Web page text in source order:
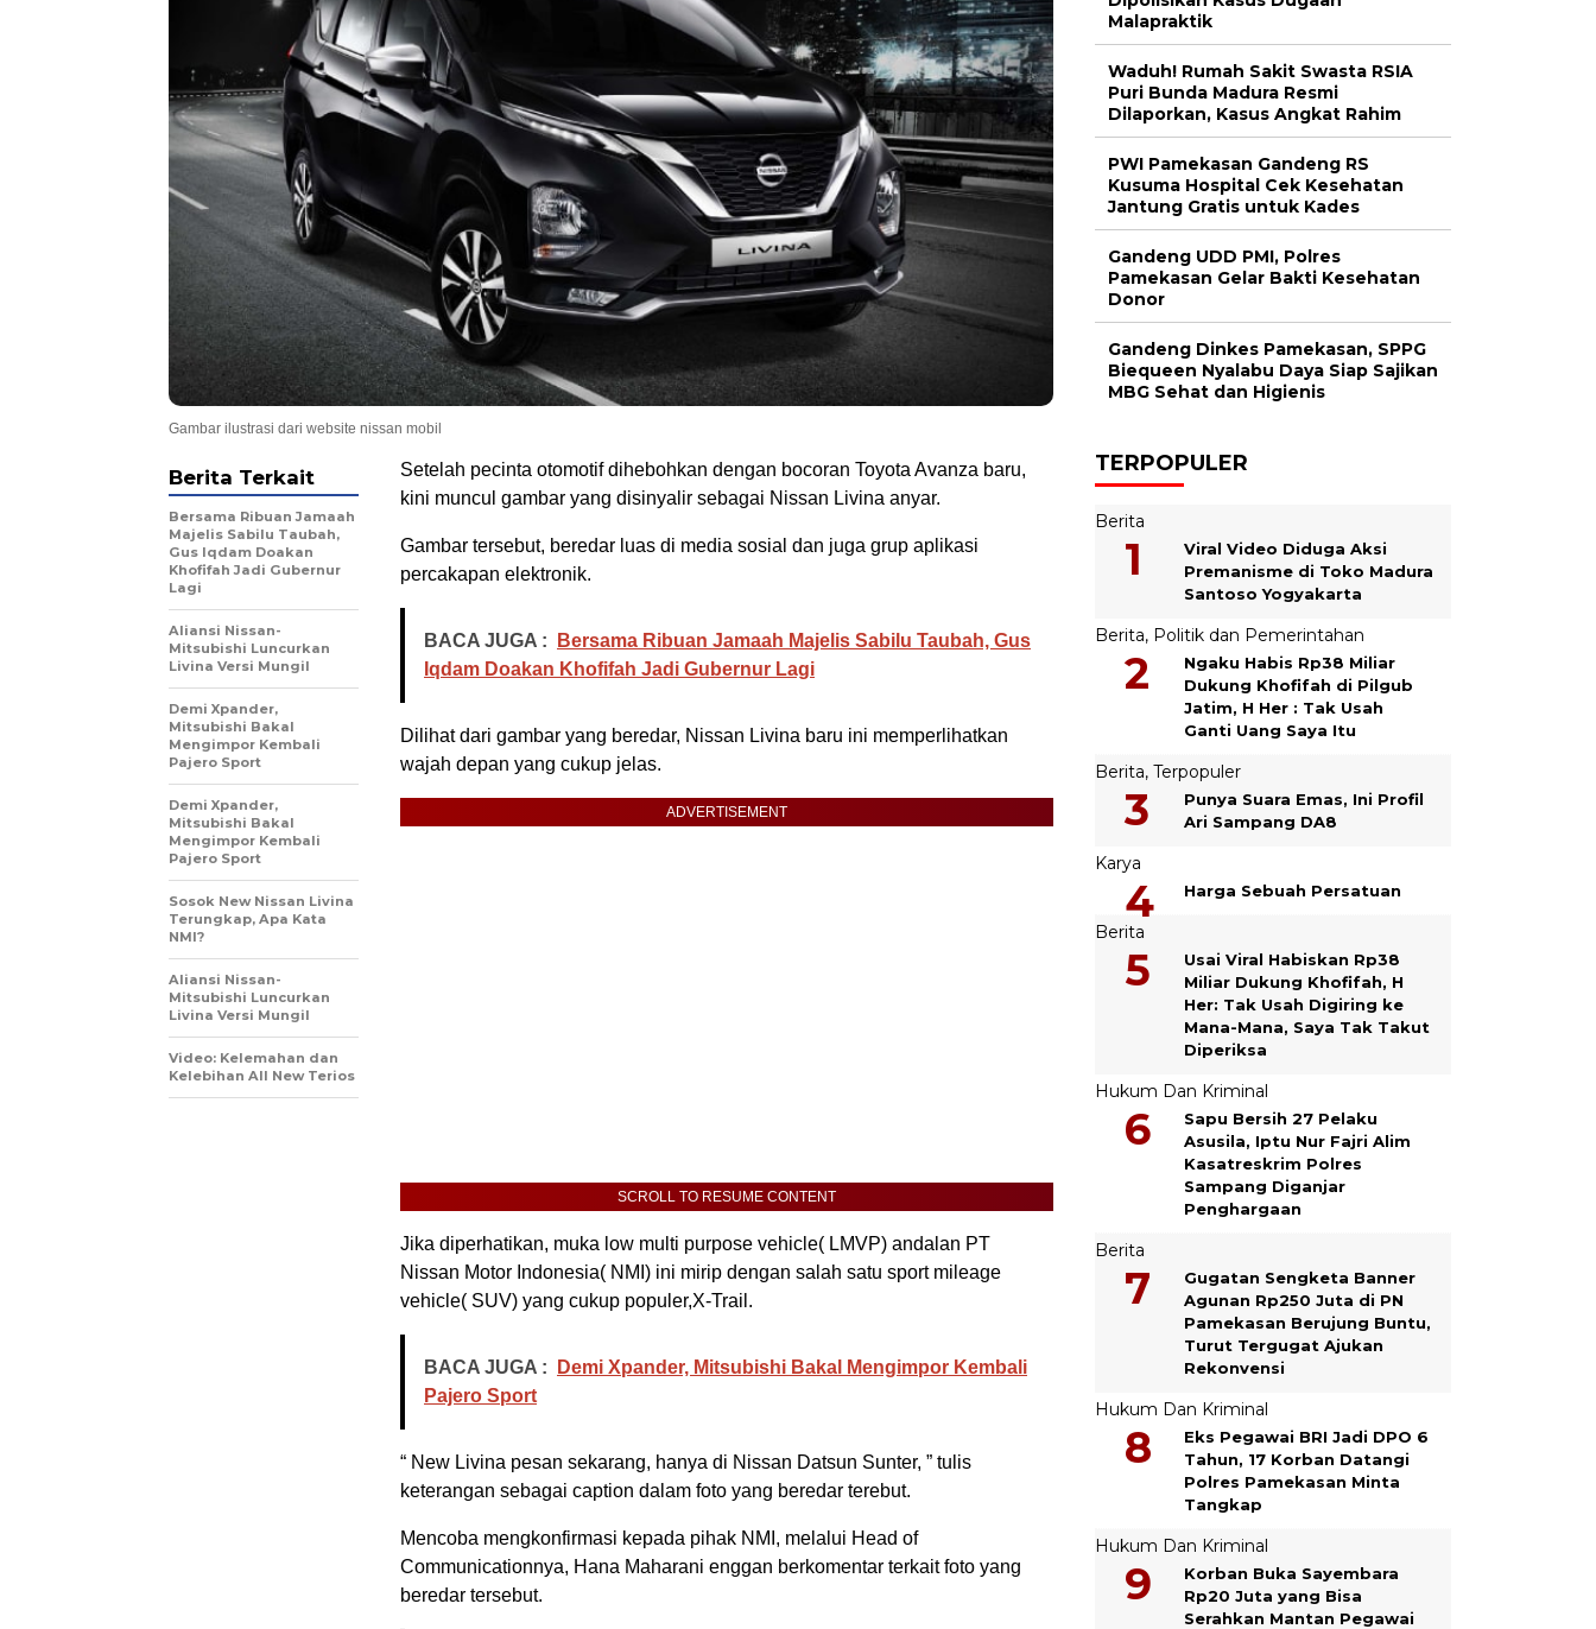
Gambar ilustrasi dari website nissan mobil
Setelah pecinta otomotif dihebohkan dengan bocoran Toyota Avanza baru,
kini muncul gambar yang disinyalir sebagai Nissan Livina anyar.
Gambar tersebut, beredar luas di media sosial dan juga grup aplikasi
percakapan elektronik.
BACA JUGA :
Bersama Ribuan Jamaah Majelis Sabilu Taubah, Gus
Iqdam Doakan Khofifah Jadi Gubernur Lagi
Dilihat dari gambar yang beredar, Nissan Livina baru ini memperlihatkan
wajah depan yang cukup jelas.
ADVERTISEMENT
.
SCROLL TO RESUME CONTENT
Jika diperhatikan, muka low multi purpose vehicle( LMVP) andalan PT
Nissan Motor Indonesia( NMI) ini mirip dengan salah satu sport mileage
vehicle( SUV) yang cukup populer,X-Trail.
BACA JUGA :
Demi Xpander, Mitsubishi Bakal Mengimpor Kembali
Pajero Sport
“ New Livina pesan sekarang, hanya di Nissan Datsun Sunter, ” tulis
keterangan sebagai caption dalam foto yang beredar terebut.
Mencoba mengkonfirmasi kepada pihak NMI, melalui Head of
Communicationnya, Hana Maharani enggan berkomentar terkait foto yang
beredar tersebut.
Berita Terkait
Bersama Ribuan Jamaah
Majelis Sabilu Taubah,
Gus Iqdam Doakan
Khofifah Jadi Gubernur
Lagi
Aliansi Nissan-
Mitsubishi Luncurkan
Livina Versi Mungil
Demi Xpander,
Mitsubishi Bakal
Mengimpor Kembali
Pajero Sport
Demi Xpander,
Mitsubishi Bakal
Mengimpor Kembali
Pajero Sport
Sosok New Nissan Livina
Terungkap, Apa Kata
NMI?
Aliansi Nissan-
Mitsubishi Luncurkan
Livina Versi Mungil
Video: Kelemahan dan
Kelebihan All New Terios
Malapraktik
Waduh! Rumah Sakit Swasta RSIA
Puri Bunda Madura Resmi
Dilaporkan, Kasus Angkat Rahim
PWI Pamekasan Gandeng RS
Kusuma Hospital Cek Kesehatan
Jantung Gratis untuk Kades
Gandeng UDD PMI, Polres
Pamekasan Gelar Bakti Kesehatan
Donor
Gandeng Dinkes Pamekasan, SPPG
Biequeen Nyalabu Daya Siap Sajikan
MBG Sehat dan Higienis
TERPOPULER
Berita
Viral Video Diduga Aksi
Premanisme di Toko Madura
Santoso Yogyakarta
Berita, Politik dan Pemerintahan
Ngaku Habis Rp38 Miliar
Dukung Khofifah di Pilgub
Jatim, H Her : Tak Usah
Ganti Uang Saya Itu
Berita, Terpopuler
Punya Suara Emas, Ini Profil
Ari Sampang DA8
Karya
Harga Sebuah Persatuan
Berita
Usai Viral Habiskan Rp38
Miliar Dukung Khofifah, H
Her: Tak Usah Digiring ke
Mana-Mana, Saya Tak Takut
Diperiksa
Hukum Dan Kriminal
Sapu Bersih 27 Pelaku
Asusila, Iptu Nur Fajri Alim
Kasatreskrim Polres
Sampang Diganjar
Penghargaan
Berita
Gugatan Sengketa Banner
Agunan Rp250 Juta di PN
Pamekasan Berujung Buntu,
Turut Tergugat Ajukan
Rekonvensi
Hukum Dan Kriminal
Eks Pegawai BRI Jadi DPO 6
Tahun, 17 Korban Datangi
Polres Pamekasan Minta
Tangkap
Hukum Dan Kriminal
Korban Buka Sayembara
Rp20 Juta yang Bisa
Serahkan Mantan Pegawai